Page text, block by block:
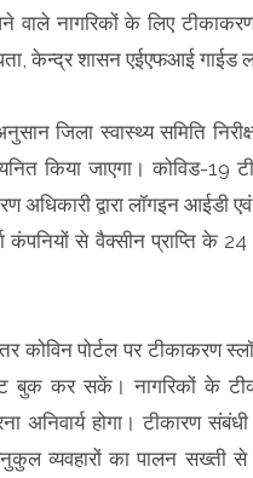
नागरिकों के लिए टीकाकरण
केन्द्र शासन एईएफआई गाईड
जिला स्वास्थ्य समिति
चयनित किया जाएगा। कोविड-
अधिकारी द्वारा लॉगइन
कंपनियों से वैक्सीन प्राप्ति के
कोविन पोर्टल पर टीकाकरण
बुक कर सकें। नागरिकों के
अनिवार्य होगा। टीकारण
व्यवहारों का पालन सख्ती से